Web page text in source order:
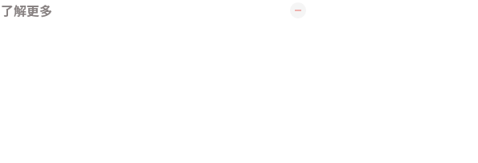
了解更多